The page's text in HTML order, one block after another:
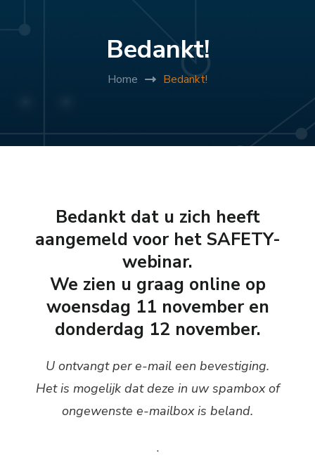
Bedankt!
Home Bedankt!
Bedankt dat u zich heeft
aangemeld voor het SAFETY-
webinar.
We zien u graag online op
woensdag 11 november en
donderdag 12 november.
U ontvangt per e-mail een bevestiging.
Het is mogelijk dat deze in uw spambox of
ongewenste e-mailbox is beland.
.